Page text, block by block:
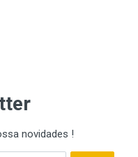
novidades !